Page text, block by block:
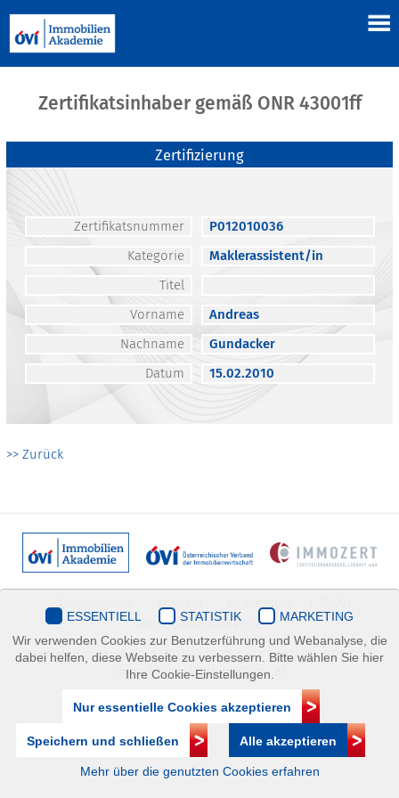
Zertifikatsinhaber gemäß ONR 43001ff
Zertifizierung
Zertifikatsnummer
P012010036
Kategorie
Maklerassistent/in
Titel
Vorname
Andreas
Nachname
Gundacker
Datum
15.02.2010
>> Zurück
Immobilienakademie
Mariahilfer Straße 116/2.OG/2 1070 Wien | +43(1)505 32 50 |
immobilienakademie@ovi.at
ESSENTIELL STATISTIK
MARKETING
Wir verwenden Cookies zur Benutzerführung und Webanalyse, die
dabei helfen, diese Webseite zu verbessern. Bitte wählen Sie hier
Ihre Cookie-Einstellungen.
Nur essentielle Cookies akzeptieren
Speichern und schließen Alle akzeptieren
Mehr über die genutzten Cookies erfahren